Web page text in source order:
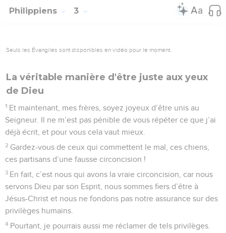
Philippiens 3
Seuls les Évangiles sont disponibles en vidéo pour le moment.
La véritable manière d'être juste aux yeux
de Dieu
1 Et maintenant, mes frères, soyez joyeux d’être unis au
Seigneur. Il ne m’est pas pénible de vous répéter ce que j’ai
déjà écrit, et pour vous cela vaut mieux.
2 Gardez-vous de ceux qui commettent le mal, ces chiens,
ces partisans d’une fausse circoncision !
3 En fait, c’est nous qui avons la vraie circoncision, car nous
servons Dieu par son Esprit, nous sommes fiers d’être à
Jésus-Christ et nous ne fondons pas notre assurance sur des
privilèges humains.
4 Pourtant, je pourrais aussi me réclamer de tels privilèges.